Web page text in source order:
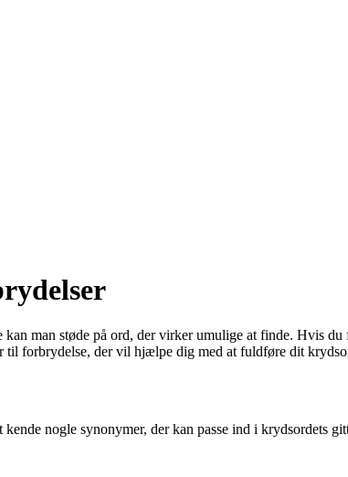
man støde på ord, der virker umulige at finde. Hvis
til forbrydelse, der vil hjælpe dig med at fuldføre dit
nogle synonymer, der kan passe ind i krydsordets